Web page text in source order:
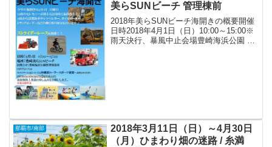
美らSUNビーチ 管理棟前
2018年美らSUNビーチ海開きの概要開催
日時2018年4月1日（日）10:00～15:00※
雨天決行、暴風中止会場豊崎海浜公園 美
那覇市/南部
2018年3月11日（日）～4月30日
（月）ひまわり畑の迷路 / 糸満